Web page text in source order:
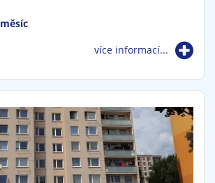
více informací...